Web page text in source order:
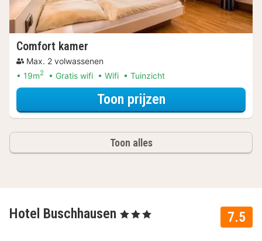
Comfort kamer
Max. 2 volwassenen
19m2 Gratis wifi Wifi Tuinzicht
Toon prijzenvoor Comfort
Toon alles
7.5
Hotel Buschhausen , 3 Sterren